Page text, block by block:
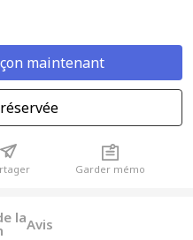
maintenant
Garder mémo
laAvis